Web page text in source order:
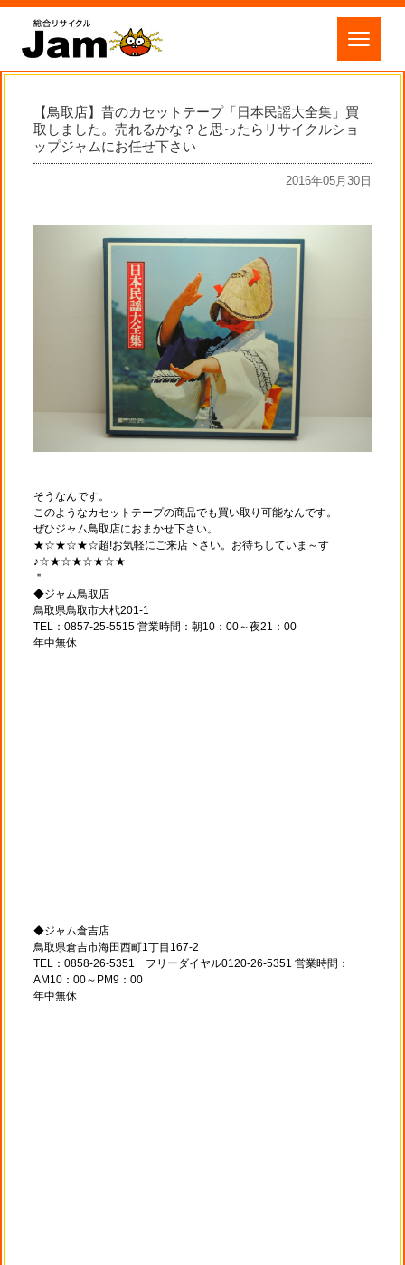
【鳥取店】昔のカセットテープ「日本民謡大全集」買
取しました。売れるかな？と思ったらリサイクルショ
ップジャムにお任せ下さい
2016年05月30日
そうなんです。
このようなカセットテープの商品でも買い取り可能なんです。
ぜひジャム鳥取店におまかせ下さい。
★☆★☆★☆超!お気軽にご来店下さい。お待ちしていま～す
♪☆★☆★☆★☆★
＂
◆ジャム鳥取店
鳥取県鳥取市大杙201-1
TEL：0857-25-5515 営業時間：朝10：00～夜21：00
年中無休
◆ジャム倉吉店
鳥取県倉吉市海田西町1丁目167-2
TEL：0858-26-5351 フリーダイヤル0120-26-5351 営業時間：
AM10：00～PM9：00
年中無休